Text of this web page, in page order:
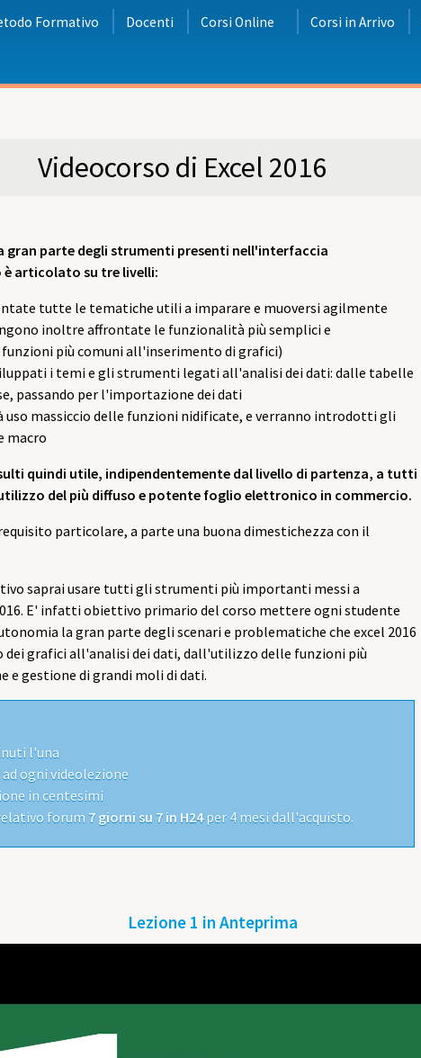
Formativo Docenti Corsi Online Corsi in Arrivo
Videocorso di Excel 2016
gran parte degli strumenti presenti nell'interfaccia
articolato su tre livelli:
tutte le tematiche utili a imparare e muoversi agilmente
inoltre affrontate le funzionalità più semplici e
più comuni all'inserimento di grafici)
i temi e gli strumenti legati all'analisi dei dati: dalle tabelle
passando per l'importazione dei dati
uso massiccio delle funzioni nidificate, e verranno introdotti gli
macro
quindi utile, indipendentemente dal livello di partenza, a tutti
del più diffuso e potente foglio elettronico in commercio.
particolare, a parte una buona dimestichezza con il
saprai usare tutti gli strumenti più importanti messi a
E' infatti obiettivo primario del corso mettere ogni studente
la gran parte degli scenari e problematiche che excel 2016
grafici all'analisi dei dati, dall'utilizzo delle funzioni più
e gestione di grandi moli di dati.
l'una
ogni videolezione
in centesimi
forum 7 giorni su 7 in H24per 4 mesi dall'acquisto.
Lezione 1 in Anteprima